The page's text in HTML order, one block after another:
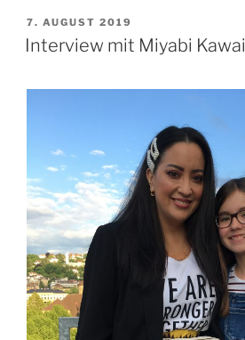
VERÖFFENTLICHT
AM
7. AUGUST 2019
Interview mit Miyabi Kawai